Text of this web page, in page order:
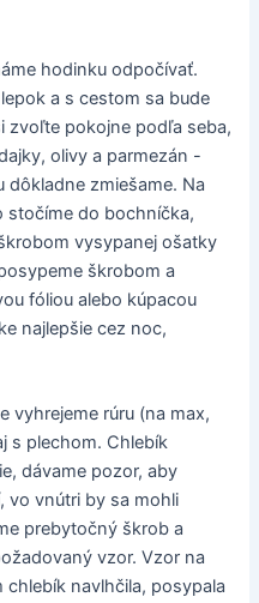
hodinku odpočívať.
a s cestom sa bude
zvoľte pokojne podľa seba,
olivy a parmezán -
dôkladne zmiešame. Na
stočíme do bochníčka,
vysypanej ošatky
škrobom a
fóliou alebo kúpacou
najlepšie cez noc,
vyhrejeme rúru (na max,
s plechom. Chlebík
dávame pozor, aby
vo vnútri by sa mohli
prebytočný škrob a
vzor. Vzor na
navlhčila, posypala